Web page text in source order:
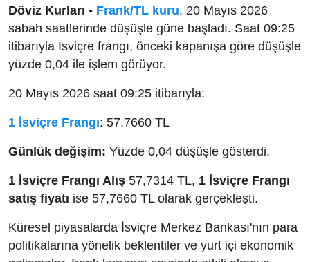
Döviz Kurları - Frank/TL kuru, 20 Mayıs 2026
sabah saatlerinde düşüşle güne başladı. Saat 09:25
itibarıyla İsviçre frangı, önceki kapanışa göre düşüşle
yüzde 0,04 ile işlem görüyor.
20 Mayıs 2026 saat 09:25 itibarıyla:
1 İsviçre Frangı: 57,7660 TL
Günlük değişim: Yüzde 0,04 düşüşle gösterdi.
1 İsviçre Frangı Alış 57,7314 TL, 1 İsviçre Frangı
satış fiyatı ise 57,7660 TL olarak gerçekleşti.
Küresel piyasalarda İsviçre Merkez Bankası'nın para
politikalarına yönelik beklentiler ve yurt içi ekonomik